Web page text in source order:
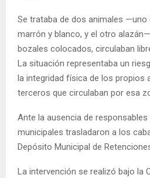
Se trataba de dos animales —uno
marrón y blanco, y el otro
bozales colocados, circulaban
La situación representaba un
la integridad física de los propios
terceros que circulaban por esa
Ante la ausencia de
municipales trasladaron a los
Depósito Municipal de
La intervención se realizó bajo la